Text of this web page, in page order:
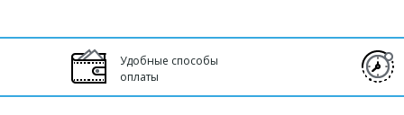
Удобные способы
оплаты